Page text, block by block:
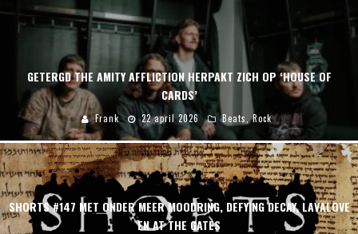
GETERGD THE AMITY AFFLICTION HERPAKT ZICH OP ‘HOUSE OF
CARDS’
Frank 22 april 2026 Beats ,Rock
SHORTS #147 MET ONDER MEER MOODRING, DEFYING DECAY, LAVALOVE
EN AT THE GATES